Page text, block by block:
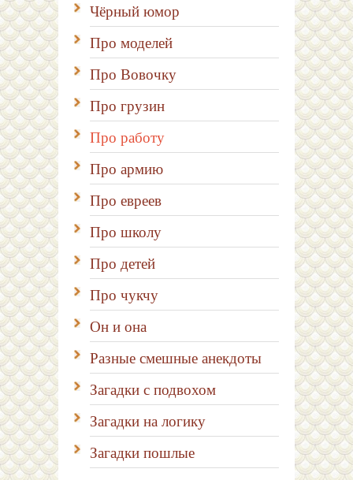
Чёрный юмор
Про моделей
Про Вовочку
Про грузин
Про работу
Про армию
Про евреев
Про школу
Про детей
Про чукчу
Он и она
Разные смешные анекдоты
Загадки с подвохом
Загадки на логику
Загадки пошлые